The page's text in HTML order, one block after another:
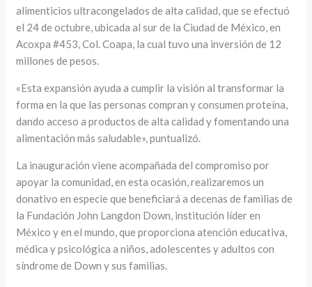
alimenticios ultracongelados de alta calidad, que se efectuó
el 24 de octubre, ubicada al sur de la Ciudad de México, en
Acoxpa #453, Col. Coapa, la cual tuvo una inversión de 12
millones de pesos.
«Esta expansión ayuda a cumplir la visión al transformar la
forma en la que las personas compran y consumen proteína,
dando acceso a productos de alta calidad y fomentando una
alimentación más saludable», puntualizó.
La inauguración viene acompañada del compromiso por
apoyar la comunidad, en esta ocasión, realizaremos un
donativo en especie que beneficiará a decenas de familias de
la Fundación John Langdon Down, institución líder en
México y en el mundo, que proporciona atención educativa,
médica y psicológica a niños, adolescentes y adultos con
síndrome de Down y sus familias.